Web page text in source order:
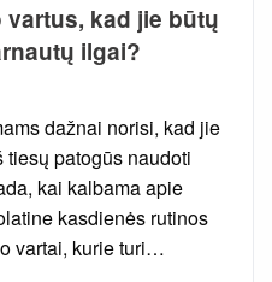
kad jie būtų
ilgai?
dažnai norisi, kad jie
tiesų patogūs naudoti
kai kalbama apie
kasdienės rutinos
vartai, kurie turi…